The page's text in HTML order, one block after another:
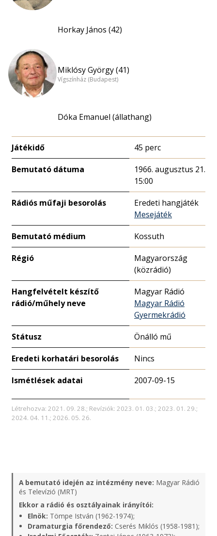
Horkay János (42)
Miklósy György (41)
Vígszínház (Budapest)
Dóka Emanuel (állathang)
Játékidő 45 perc
Bemutató dátuma
1966. augusztus 21.
15:00
Rádiós műfaji besorolás
Eredeti hangjáték
Mesejáték
Bemutató médium Kossuth
Régió
Magyarország
(közrádió)
Hangfelvételt készítő
rádió/műhely neve
Magyar Rádió
Magyar Rádió
Gyermekrádió
Státusz Önálló mű
Eredeti korhatári besorolás Nincs
Ismétlések adatai 2007-09-15
Létrehozva: 2021. 09. 28.; Revíziók: 2023. 01. 03.; 2023. 01. 29.;
2024. 04. 11.; 2026. 05. 26.
A bemutató idején az intézmény neve: Magyar Rádió
és Televízió (MRT)
Ekkor a rádió és osztályainak irányítói:
Elnök: Tömpe István (1962-1974);
Dramaturgia főrendező: Cserés Miklós (1958-1981);